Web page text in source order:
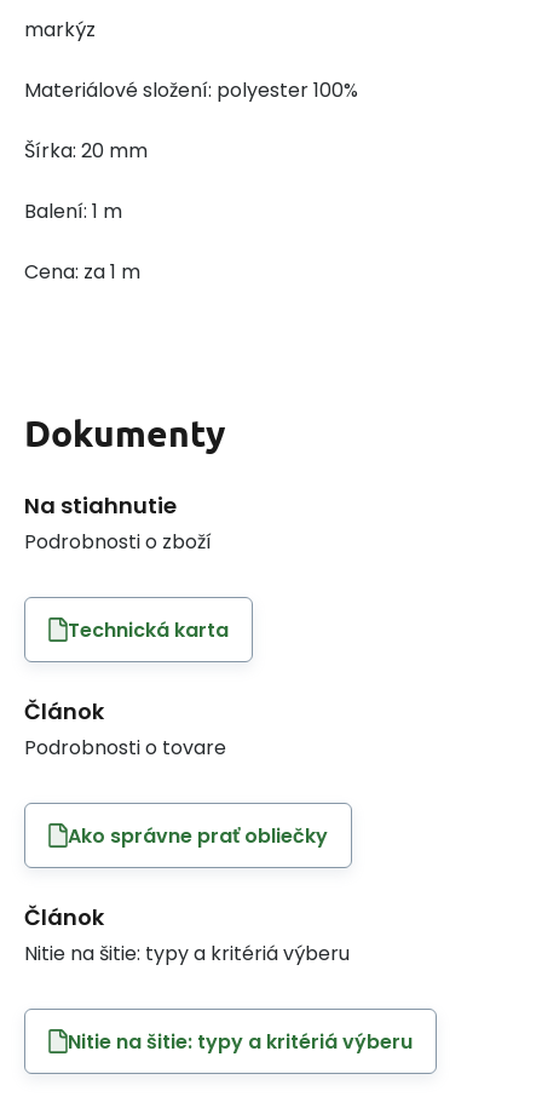
markýz
Materiálové složení: polyester 100%
Šírka: 20 mm
Balení: 1 m
Cena: za 1 m
Dokumenty
Na stiahnutie
Podrobnosti o zboží
Technická karta
Článok
Podrobnosti o tovare
Ako správne prať obliečky
Článok
Nitie na šitie: typy a kritériá výberu
Nitie na šitie: typy a kritériá výberu